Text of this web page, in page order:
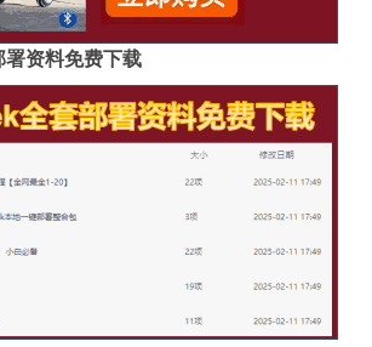
资料免费下载